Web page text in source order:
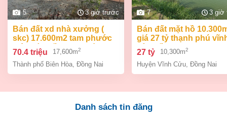
5 3 giờ trước
bán đất xd nhà xưởng (
skc) 17.600m2 tam phước
biên hòa đồng nai giá 70,4
tỷ
70.4 triệu 17,600m2
Thành phố Biên Hòa Đồng Nai
7 3 giờ
bán đất mặt hồ 10.300m2
giá 27 tỷ thạnh phú
cửu đồng nai.
27 tỷ 10,300m2
Huyện Vĩnh Cửu Đồng Nai
Danh sách tin đăng